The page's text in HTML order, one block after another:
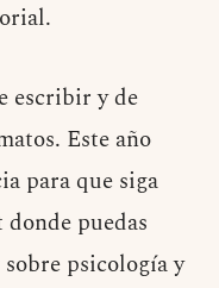
escribir y de
Este año
para que siga
puedas
psicología y